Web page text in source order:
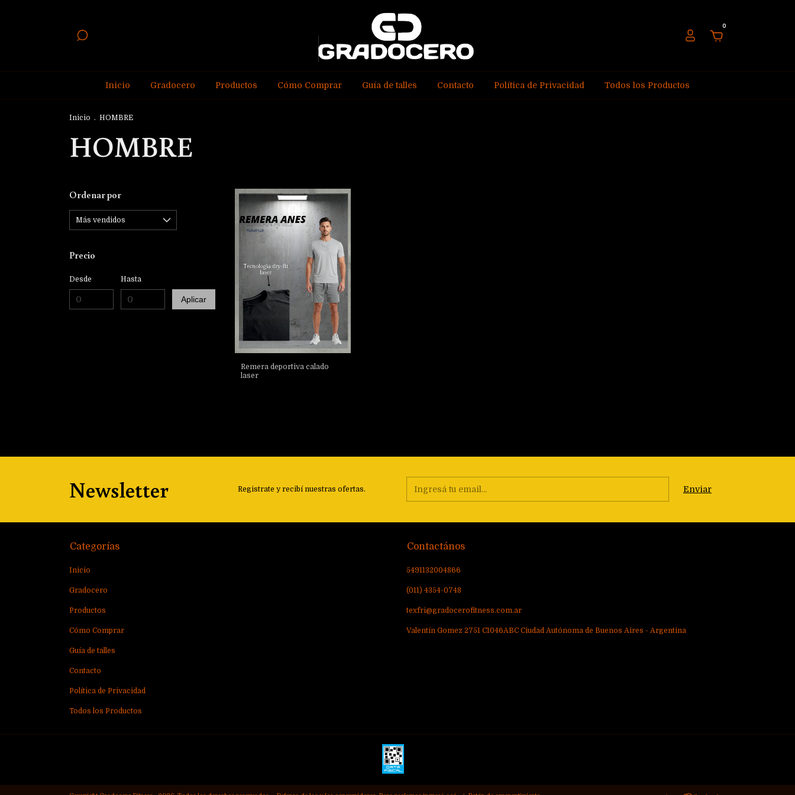
0
Inicio Gradocero Productos Cómo Comprar Guía de talles Contacto Política de Privacidad Todos los Productos
Inicio . HOMBRE
HOMBRE
Ordenar por
Precio
Desde Hasta
Aplicar
Remera deportiva calado
laser
Newsletter Registrate y recibí nuestras ofertas.
Categorías
Inicio
Gradocero
Productos
Cómo Comprar
Guía de talles
Contacto
Política de Privacidad
Todos los Productos
Contactános
5491132004866
(011) 4354-0748
texfri@gradocerofitness.com.ar
Valentín Gomez 2751 C1046ABC Ciudad Autónoma de Buenos Aires - Argentina